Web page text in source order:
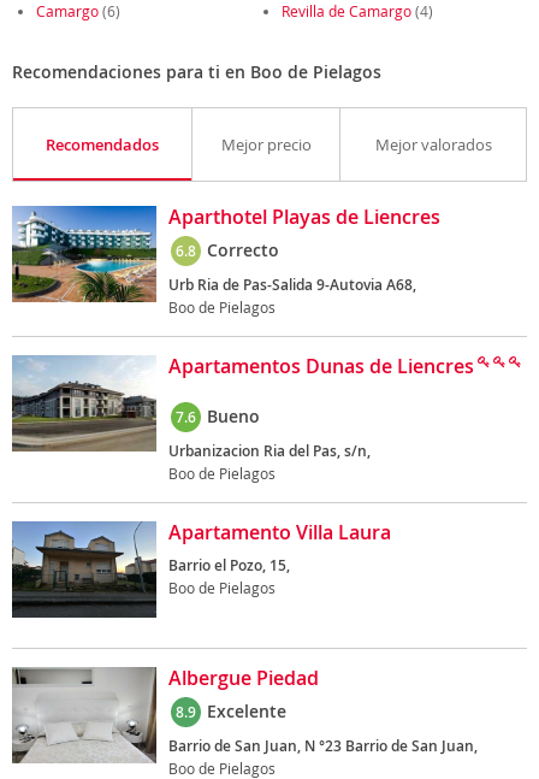
Camargo(6) Revilla de Camargo(4)
Recomendaciones para ti en Boo de Pielagos
Recomendados Mejor precio Mejor valorados
Aparthotel Playas de Liencres
6.8 Correcto
Urb Ria de Pas-Salida 9-Autovia A68,
Boo de Pielagos
Apartamentos Dunas de Liencres
7.6 Bueno
Urbanizacion Ria del Pas, s/n,
Boo de Pielagos
Apartamento Villa Laura
Barrio el Pozo, 15,
Boo de Pielagos
Albergue Piedad
8.9 Excelente
Barrio de San Juan, N °23 Barrio de San Juan,
Boo de Pielagos